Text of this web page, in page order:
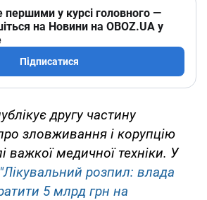
першими у курсі головного —
на Новини на OBOZ.UA у
Підписатися
другу частину
зловживання і корупцію
важкої медичної техніки. У
"Лікувальний розпил: влада
5 млрд грн на